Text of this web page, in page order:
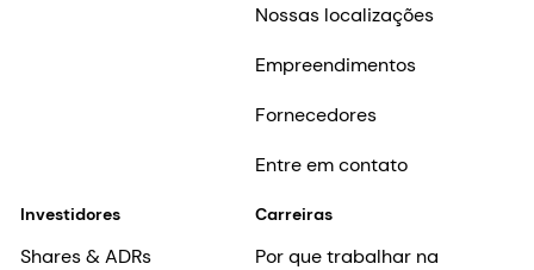
Nossas localizações
Empreendimentos
Fornecedores
Entre em contato
Investidores
Shares & ADRs
Carreiras
Por que trabalhar na